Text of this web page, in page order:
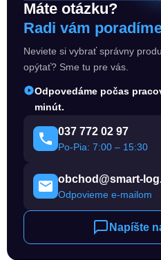
Máte otázku?
Radi vám
Neviete si vybrať správny
opýtať? Sme tu pre vás.
Odpovedáme počas
minút.
037 772 02 97
Po-Pia: 7:00 – 15:30
obchod@smart-
Odpovieme e-mailom
Napíšte